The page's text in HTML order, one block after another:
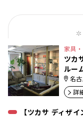
家具
ツカ
ルー
名
詳
【ツカサ ディザ